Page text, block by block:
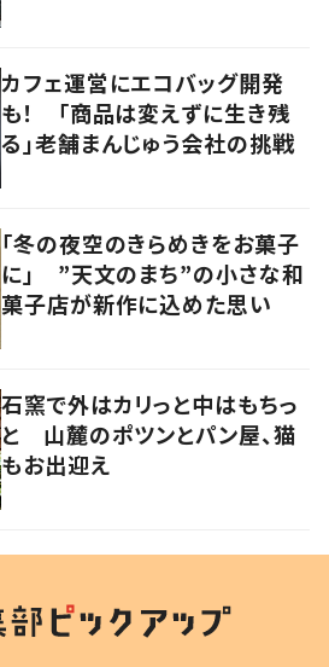
カフェ運営にエコバッグ開発
も！ 「商品は変えずに生き残
る」老舗まんじゅう会社の挑戦
「冬の夜空のきらめきをお菓子
に」 ”天文のまち”の小さな和
菓子店が新作に込めた思い
石窯で外はカリっと中はもちっ
と 山麓のポツンとパン屋、猫
もお出迎え